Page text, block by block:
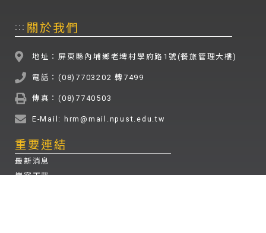
::: 關於我們
地址：屏東縣內埔鄉老埤村學府路1號(餐旅管理大樓)
電話：(08)7703202 轉7499
傳真：(08)7740503
E-Mail: hrm@mail.npust.edu.tw
重要連結
最新消息
檔案下載